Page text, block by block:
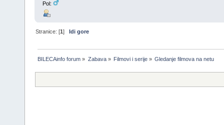
Pol:
Stranice: [1] Idi gore
BILECAinfo forum » Zabava» Filmovi i serije» Gledanje filmova na netu